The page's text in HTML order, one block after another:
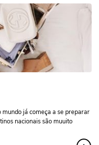
já começa a se preparar
nacionais são muuito